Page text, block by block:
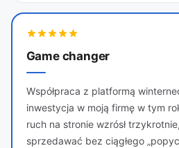
Game changer
Współpraca z platformą
inwestycja w moją firmę w tym
ruch na stronie wzrósł
sprzedawać bez ciągłego